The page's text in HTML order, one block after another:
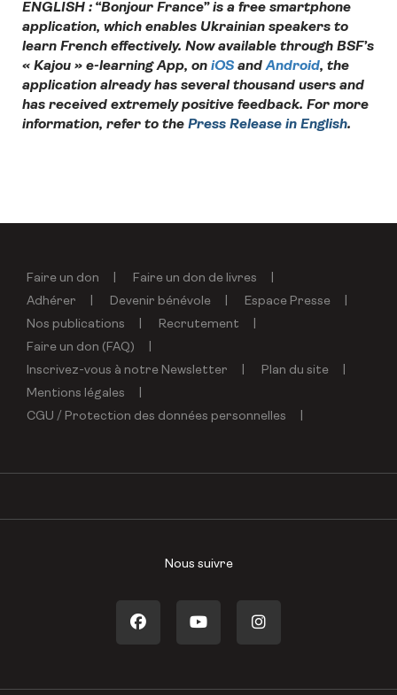
ENGLISH : “Bonjour France” is a free smartphone
application, which enables Ukrainian speakers to
learn French effectively. Now available through BSF’s
« Kajou » e-learning App, on iOS andAndroid, the
application already has several thousand users and
has received extremely positive feedback. For more
information, refer to the Press Release in English.
Faire un don
Faire un don de livres
Adhérer
Devenir bénévole
Espace Presse
Nos publications
Recrutement
Faire un don (FAQ)
Inscrivez-vous à notre Newsletter
Plan du site
Mentions légales
CGU / Protection des données personnelles
Nous suivre